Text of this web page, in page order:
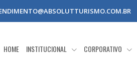
HOME INSTITUCIONAL CORPORATIVO